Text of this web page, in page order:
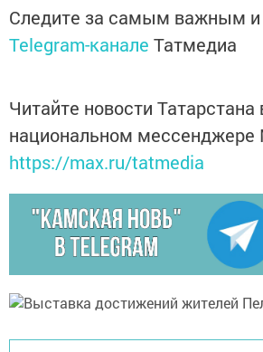
Следите за самым важным
Telegram-канале Татмедиа
Читайте новости Татарстана
национальном мессенджере
https://max.ru/tatmedia